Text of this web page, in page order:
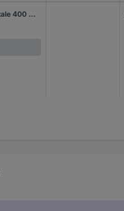
kwb 512820 Foret pour le bois 20 mm Longueur totale 400 mm 1 pc(s)